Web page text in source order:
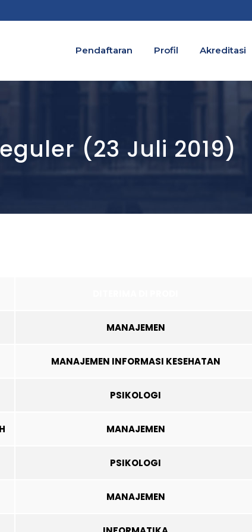
Pendaftaran Profil Akreditasi
(23 Juli 2019)
MANAJEMEN
MANAJEMEN INFORMASI KESEHATAN
PSIKOLOGI
MANAJEMEN
PSIKOLOGI
MANAJEMEN